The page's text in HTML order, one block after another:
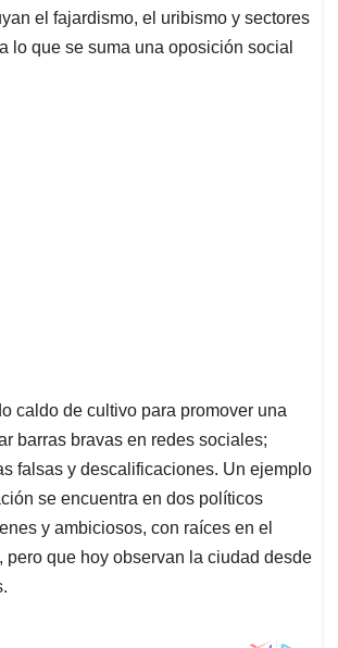
el fajardismo, el uribismo y sectores
lo que se suma una oposición social
caldo de cultivo para promover una
barras bravas en redes sociales;
falsas y descalificaciones. Un ejemplo
se encuentra en dos políticos
y ambiciosos, con raíces en el
pero que hoy observan la ciudad desde